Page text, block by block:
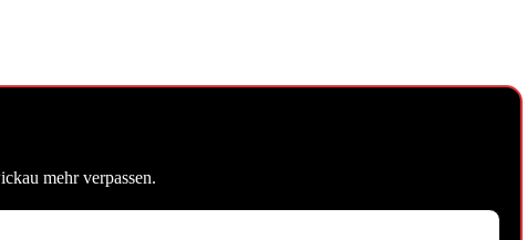
mehr verpassen.